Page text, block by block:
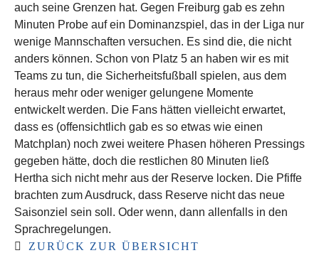
auch seine Grenzen hat. Gegen Freiburg gab es zehn
Minuten Probe auf ein Dominanzspiel, das in der Liga nur
wenige Mannschaften versuchen. Es sind die, die nicht
anders können. Schon von Platz 5 an haben wir es mit
Teams zu tun, die Sicherheitsfußball spielen, aus dem
heraus mehr oder weniger gelungene Momente
entwickelt werden. Die Fans hätten vielleicht erwartet,
dass es (offensichtlich gab es so etwas wie einen
Matchplan) noch zwei weitere Phasen höheren Pressings
gegeben hätte, doch die restlichen 80 Minuten ließ
Hertha sich nicht mehr aus der Reserve locken. Die Pfiffe
brachten zum Ausdruck, dass Reserve nicht das neue
Saisonziel sein soll. Oder wenn, dann allenfalls in den
Sprachregelungen.
ZURÜCK ZUR ÜBERSICHT